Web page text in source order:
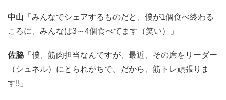
中山 「みんなでシェアするものだと、僕が1個食べ終わる
ころに、みんなは3～4個食べてます（笑い）」
佐脇 「僕、筋肉担当なんですが、最近、その席をリーダー
（シュネル）にとられがちで。だから、筋トレ頑張りま
す!!」